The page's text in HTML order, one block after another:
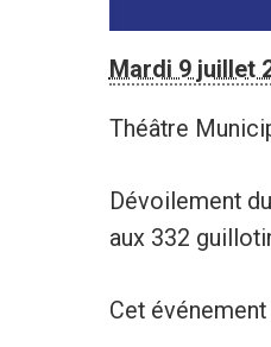
Mardi 9 juillet
Théâtre
Dévoilement
aux 332
Cet